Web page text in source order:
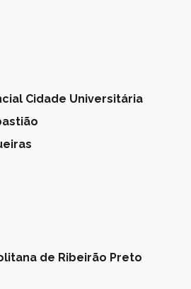
Cidade Universitária
de Ribeirão Preto